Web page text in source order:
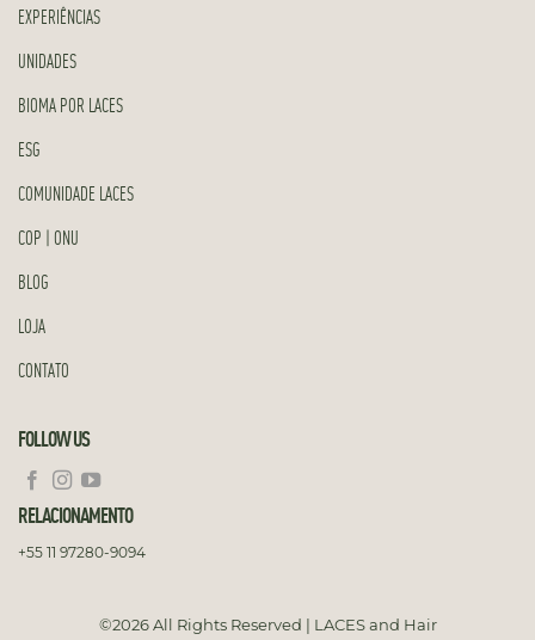
EXPERIÊNCIAS
UNIDADES
BIOMA POR LACES
ESG
COMUNIDADE LACES
COP | ONU
BLOG
LOJA
CONTATO
FOLLOW US
RELACIONAMENTO
+55 11 97280-9094
©2026 All Rights Reserved | LACES and Hair